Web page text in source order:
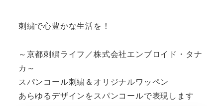
刺繍で心豊かな生活を！
～京都刺繍ライフ／株式会社エンブロイド・タナ
カ～
スパンコール刺繍＆オリジナルワッペン
あらゆるデザインをスパンコールで表現します